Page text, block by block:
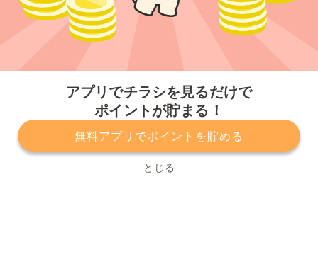
アプリでチラシを見るだけで
ポイントが貯まる！
無料アプリでポイントを貯める
とじる
プライバシーポリシー 利用規約
運営会社
サービスに関してのお問い合わせ